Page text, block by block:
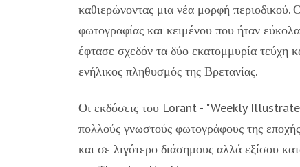
καθιερώνοντας μια νέα μορφή
φωτογραφίας και κειμένου που ήταν
έφτασε σχεδόν τα δύο εκατομμυρία τεύχη
ενήλικος πληθυσμός της Βρετανίας.
Οι εκδόσεις του Lorant - "Weekly
πολλούς γνωστούς φωτογράφους της
και σε λιγότερο διάσημους αλλά εξίσου